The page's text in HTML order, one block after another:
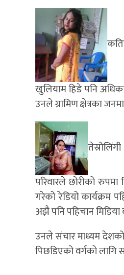
खुलियाम हिडे पनि
उनले ग्रामिण क्षेत्रका
परिवारले छोरीको
गरेको रेडियो
अझै पनि पहिचान
उनले संचार माध्यम
पिछडिएको वर्गको